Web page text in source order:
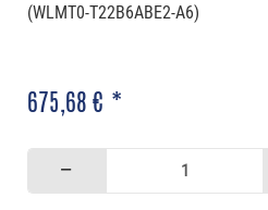
(WLMT0-T22B6ABE2-A6)
675,68 € *